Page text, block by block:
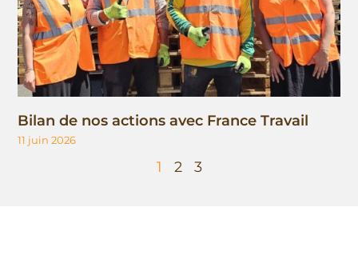
Bilan de nos actions avec France Travail
11 juin 2026
1 2 3